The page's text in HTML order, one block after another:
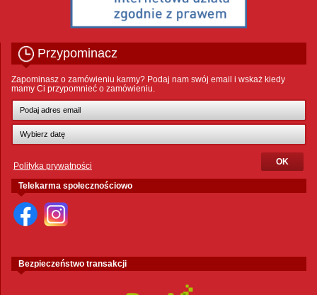
Przypominacz
Zapominasz o zamówieniu karmy? Podaj nam swój email i wskaż kiedy
mamy Ci przypomnieć o zamówieniu.
Polityka prywatności
Telekarma społecznościowo
Bezpieczeństwo transakcji